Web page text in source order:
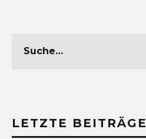
LETZTE BEITRÄGE